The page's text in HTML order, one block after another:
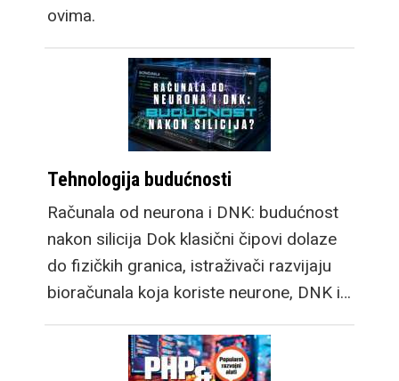
ovima.
Tehnologija budućnosti
Računala od neurona i DNK: budućnost
nakon silicija Dok klasični čipovi dolaze
do fizičkih granica, istraživači razvijaju
bioračunala koja koriste neurone, DNK i…